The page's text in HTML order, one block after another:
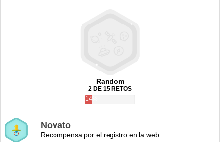
Random
2 DE 15 RETOS
14%
Novato
Recompensa por el registro en la web